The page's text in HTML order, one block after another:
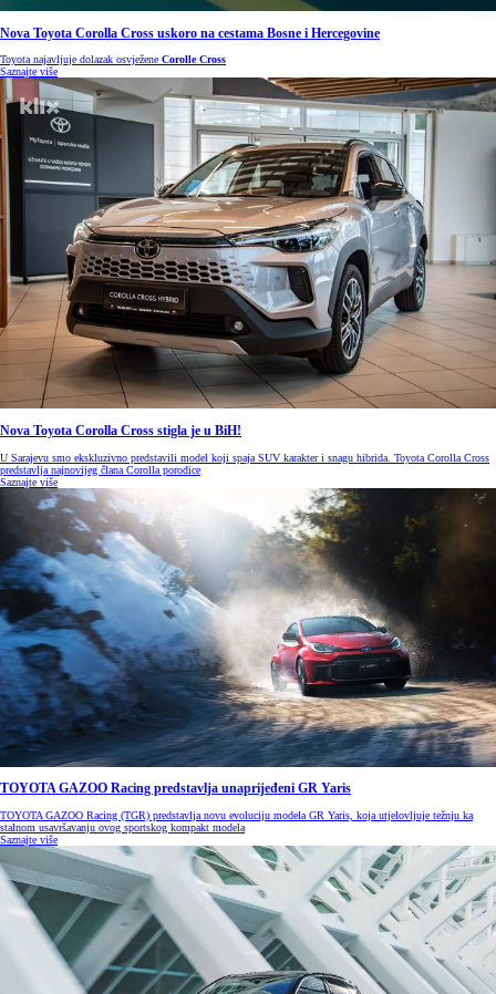
Nova Toyota Corolla Cross uskoro na cestama Bosne i Hercegovine
Toyota najavljuje dolazak osvježene Corolle Cross
Saznajte više
Nova Toyota Corolla Cross stigla je u BiH!
U Sarajevu smo ekskluzivno predstavili model koji spaja SUV karakter i snagu hibrida. Toyota Corolla Cross
predstavlja najnovijeg člana Corolla porodice
Saznajte više
TOYOTA GAZOO Racing predstavlja unaprijeđeni GR Yaris
TOYOTA GAZOO Racing (TGR) predstavlja novu evoluciju modela GR Yaris, koja utjelovljuje težnju ka
stalnom usavršavanju ovog sportskog kompakt modela
Saznajte više